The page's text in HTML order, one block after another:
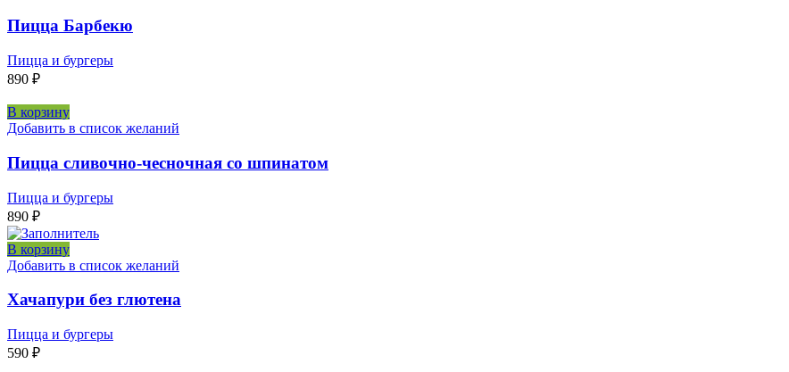
Пицца Барбекю
Пицца и бургеры
890 ₽
В корзину
Добавить в список желаний
Пицца сливочно-чесночная со шпинатом
Пицца и бургеры
890 ₽
В корзину
Добавить в список желаний
Хачапури без глютена
Пицца и бургеры
590 ₽